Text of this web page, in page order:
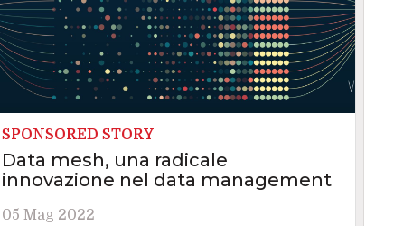
SPONSORED STORY
Data mesh, una radicale
innovazione nel data management
05 Mag 2022